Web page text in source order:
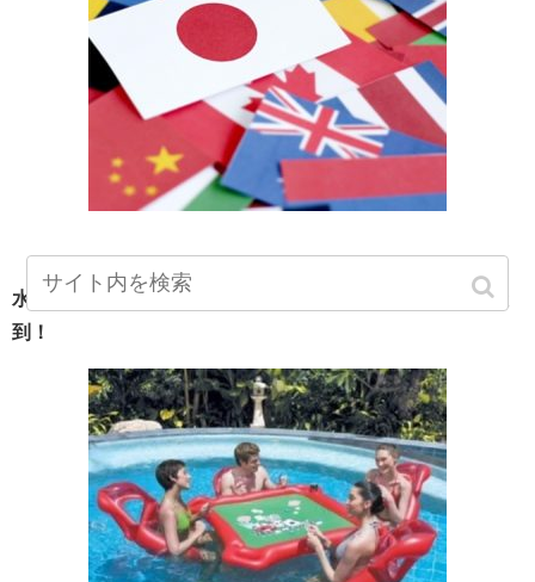
水上麻雀が面白い！夏に海やプールでできる麻雀に人気殺
到！